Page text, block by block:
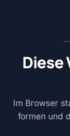
Diese
Im Browser
formen und